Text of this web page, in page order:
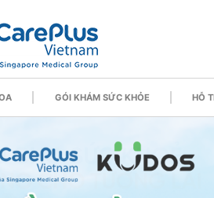
GÓI KHÁM SỨC KHỎE HỖ